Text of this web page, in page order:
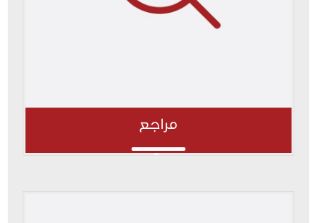
مراجع